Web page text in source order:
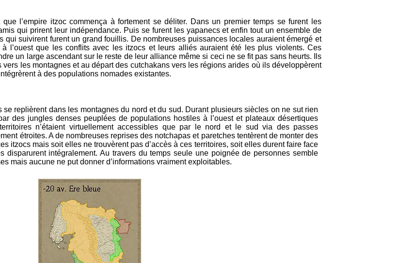
l’empire itzoc commença à fortement se déliter. Dans un premier temps se furent les
qui prirent leur indépendance. Puis se furent les yapanecs et enfin tout un ensemble de
qui suivirent furent un grand fouillis. De nombreuses puissances locales auraient émergé et
l’ouest que les conflits avec les itzocs et leurs alliés auraient été les plus violents. Ces
un large ascendant sur le reste de leur alliance même si ceci ne se fit pas sans heurts. Ils
les montagnes et au départ des cutchakans vers les régions arides où ils développèrent
à des populations nomades existantes.
replièrent dans les montagnes du nord et du sud. Durant plusieurs siècles on ne sut rien
des jungles denses peuplées de populations hostiles à l’ouest et plateaux désertiques
n’étaient virtuellement accessibles que par le nord et le sud via des passes
étroites. A de nombreuses reprises des notchapas et paretches tentèrent de monter des
itzocs mais soit elles ne trouvèrent pas d’accès à ces territoires, soit elles durent faire face
disparurent intégralement. Au travers du temps seule une poignée de personnes semble
mais aucune ne put donner d’informations vraiment exploitables.